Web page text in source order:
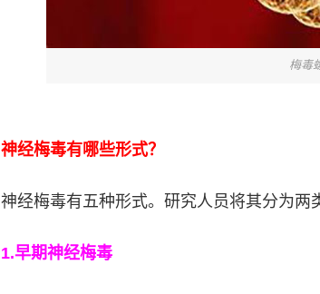
梅毒
神经梅毒有哪些形式？
神经梅毒有五种形式。研究人员将其分为两
1.早期神经梅毒